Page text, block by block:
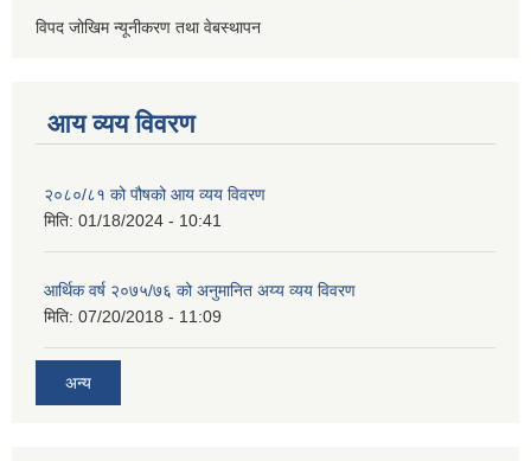
विपद जोखिम न्यूनीकरण तथा वेबस्थापन
आय व्यय विवरण
२०८०/८१ को पौषको आय व्यय विवरण
मिति: 01/18/2024 - 10:41
आर्थिक वर्ष २०७५/७६ को अनुमानित अय्य व्यय विवरण
मिति: 07/20/2018 - 11:09
अन्य